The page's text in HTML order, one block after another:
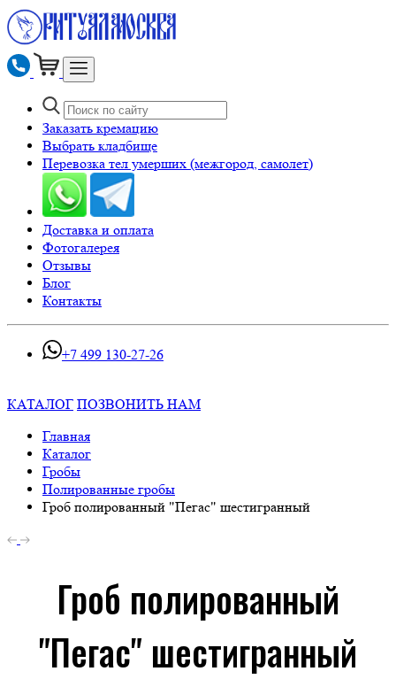
Заказать кремацию
Выбрать кладбище
Перевозка тел умерших (межгород, самолет)
Доставка и оплата
Фотогалерея
Отзывы
Блог
Контакты
+7 499 130-27-26
КАТАЛОГ ПОЗВОНИТЬ НАМ
Главная
Каталог
Гробы
Полированные гробы
Гроб полированный "Пегас" шестигранный
Гроб полированный
"Пегас" шестигранный